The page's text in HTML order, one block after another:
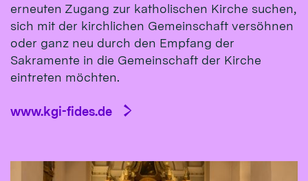
erneuten Zugang zur katholischen Kirche suchen,
sich mit der kirchlichen Gemeinschaft versöhnen
oder ganz neu durch den Empfang der
Sakramente in die Gemeinschaft der Kirche
eintreten möchten.
www.kgi-fides.de